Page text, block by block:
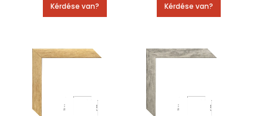
Kérdése van? Kérdése van?